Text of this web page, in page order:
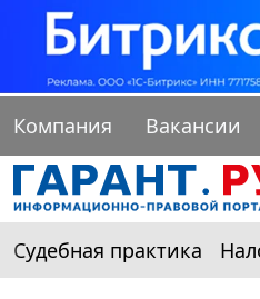
Компания Вакансии
Судебная практика